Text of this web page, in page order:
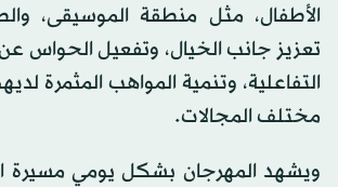
الأطفال، مثل منطقة الموسيقى،
تعزيز جانب الخيال، وتفعيل الحواس
التفاعلية، وتنمية المواهب المثمرة
مختلف المجالات.
ويشهد المهرجان بشكل يومي مسيرة